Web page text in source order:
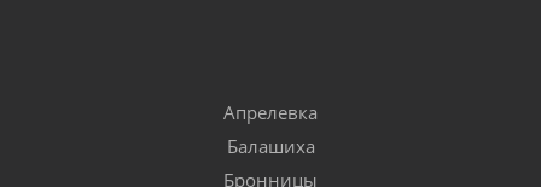
Апрелевка
Балашиха
Бронницы